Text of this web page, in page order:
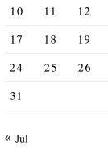
10
11 12
17
18 19
24
25 26
31
« Jul